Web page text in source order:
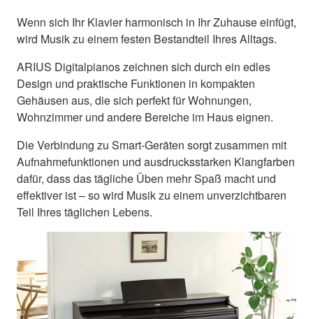
Wenn sich Ihr Klavier harmonisch in Ihr Zuhause einfügt,
wird Musik zu einem festen Bestandteil Ihres Alltags.
ARIUS Digitalpianos zeichnen sich durch ein edles
Design und praktische Funktionen in kompakten
Gehäusen aus, die sich perfekt für Wohnungen,
Wohnzimmer und andere Bereiche im Haus eignen.
Die Verbindung zu Smart-Geräten sorgt zusammen mit
Aufnahmefunktionen und ausdrucksstarken Klangfarben
dafür, dass das tägliche Üben mehr Spaß macht und
effektiver ist – so wird Musik zu einem unverzichtbaren
Teil Ihres täglichen Lebens.